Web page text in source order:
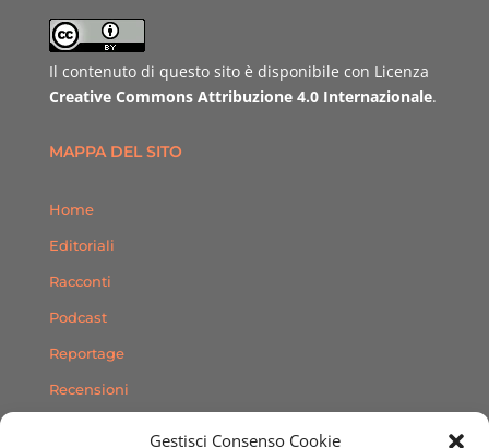
Gestisci Consenso Cookie
Il contenuto di questo sito è disponibile con Licenza
Creative Commons Attribuzione 4.0 Internazionale.
MAPPA DEL SITO
Home
Editoriali
Racconti
Podcast
Reportage
Recensioni